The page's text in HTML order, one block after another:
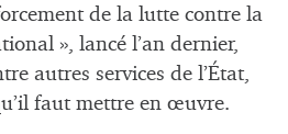
de la lutte contre la
», lancé l’an dernier,
autres services de l’État,
faut mettre en œuvre.